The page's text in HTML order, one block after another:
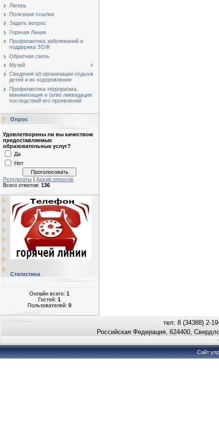
Лагерь
Полезные ссылки
Задать вопрос
Горячая Линия
Профилактика заболеваний и
поддержка ЗОЖ
Обратная связь
Музей
Сведения об организации отдыха
детей и их оздоровлении
Профилактика терроризма,
минимизация и (или) ликвидация
последствий его проявлений
Опрос
Удовлетворены ли вы качеством
предоставляемых
образовательных услуг?
Да
Нет
Результаты | Архив опросов
Всего ответов: 136
Статистика
Онлайн всего: 1
Гостей: 1
Пользователей: 0
тел: 8 (34388) 2-
Российская Федерация, 624400,
Сайт